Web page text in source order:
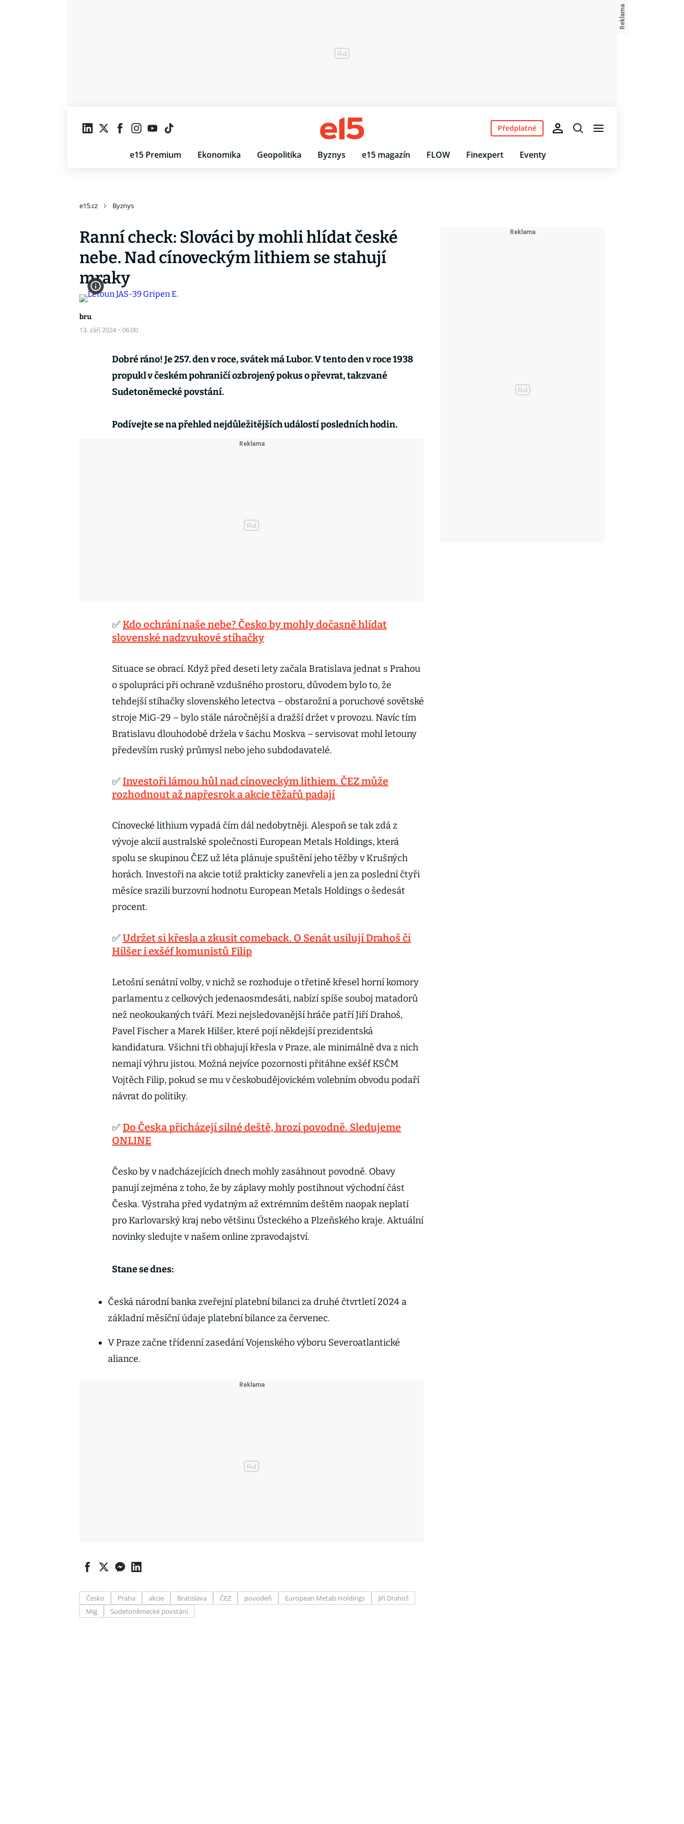
e15 Premium Ekonomika Geopolitika Byznys e15 magazín FLOW Finexpert Eventy
Předplatné
e15.cz Byznys
Ranní check: Slováci by mohli hlídat české
nebe. Nad cínoveckým lithiem se stahují
mraky
bru
13. září 2024 · 06:00
Dobré ráno! Je 257. den v roce, svátek má Lubor. V tento den v roce 1938
propukl v českém pohraničí ozbrojený pokus o převrat, takzvané
Sudetoněmecké povstání.
Podívejte se na přehled nejdůležitějších událostí posledních hodin.
✅Kdo ochrání naše nebe? Česko by mohly dočasně hlídat
slovenské nadzvukové stíhačky
Situace se obrací. Když před deseti lety začala Bratislava jednat s Prahou
o spolupráci při ochraně vzdušného prostoru, důvodem bylo to, že
tehdejší stíhačky slovenského letectva – obstarožní a poruchové sovětské
stroje MiG-29 – bylo stále náročnější a dražší držet v provozu. Navíc tím
Bratislavu dlouhodobě držela v šachu Moskva – servisovat mohl letouny
především ruský průmysl nebo jeho subdodavatelé.
✅Investoři lámou hůl nad cínoveckým lithiem. ČEZ může
rozhodnout až napřesrok a akcie těžařů padají
Cínovecké lithium vypadá čím dál nedobytněji. Alespoň se tak zdá z
vývoje akcií australské společnosti European Metals Holdings, která
spolu se skupinou ČEZ už léta plánuje spuštění jeho těžby v Krušných
horách. Investoři na akcie totiž prakticky zanevřeli a jen za poslední čtyři
měsíce srazili burzovní hodnotu European Metals Holdings o šedesát
procent.
✅Udržet si křesla a zkusit comeback. O Senát usilují Drahoš či
Hilšer i exšéf komunistů Filip
Letošní senátní volby, v nichž se rozhoduje o třetině křesel horní komory
parlamentu z celkových jedenaosmdesáti, nabízí spíše souboj matadorů
než neokoukaných tváří. Mezi nejsledovanější hráče patří Jiří Drahoš,
Pavel Fischer a Marek Hilšer, které pojí někdejší prezidentská
kandidatura. Všichni tři obhajují křesla v Praze, ale minimálně dva z nich
nemají výhru jistou. Možná nejvíce pozornosti přitáhne exšéf KSČM
Vojtěch Filip, pokud se mu v českobudějovickém volebním obvodu podaří
návrat do politiky.
✅Do Česka přicházejí silné deště, hrozí povodně. Sledujeme
ONLINE
Česko by v nadcházejících dnech mohly zasáhnout povodně. Obavy
panují zejména z toho, že by záplavy mohly postihnout východní část
Česka. Výstraha před vydatným až extrémním deštěm naopak neplatí
pro Karlovarský kraj nebo většinu Ústeckého a Plzeňského kraje. Aktuální
novinky sledujte v našem online zpravodajství.
Stane se dnes:
Česká národní banka zveřejní platební bilanci za druhé čtvrtletí 2024 a
základní měsíční údaje platební bilance za červenec.
V Praze začne třídenní zasedání Vojenského výboru Severoatlantické
aliance.
Česko Praha akcie Bratislava ČEZ povodeň European Metals Holdings
Jiří Drahoš
Mig
Sudetoněmecké povstání